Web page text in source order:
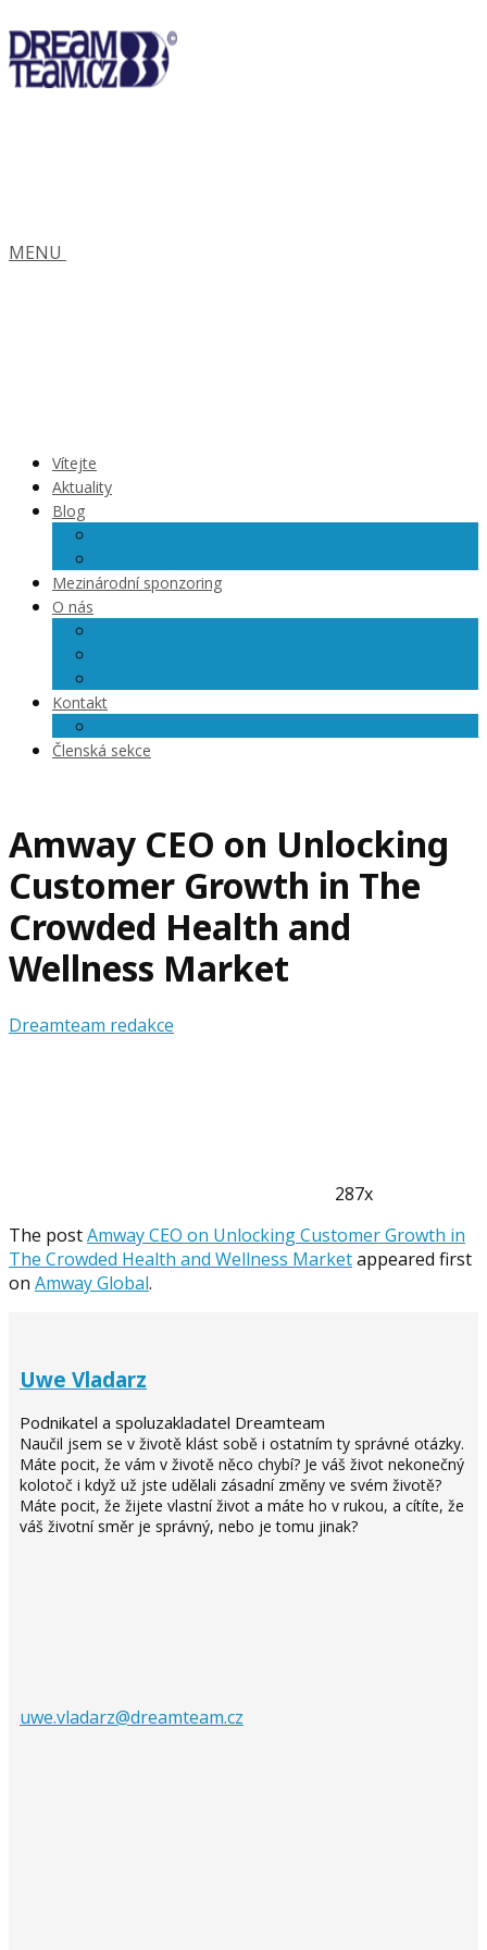
MENU
Vítejte
Aktuality
Blog
Mezinárodní sponzoring
O nás
Kontakt
Členská sekce
Amway CEO on Unlocking
Customer Growth in The
Crowded Health and
Wellness Market
Dreamteam redakce
287x
The postAmway CEO on Unlocking Customer Growth in
The Crowded Health and Wellness Marketappeared first
on Amway Global.
Uwe Vladarz
Podnikatel a spoluzakladatel Dreamteam
Naučil jsem se v životě klást sobě i ostatním ty správné otázky.
Máte pocit, že vám v životě něco chybí? Je váš život nekonečný
kolotoč i když už jste udělali zásadní změny ve svém životě?
Máte pocit, že žijete vlastní život a máte ho v rukou, a cítíte, že
váš životní směr je správný, nebo je tomu jinak?
uwe.vladarz@dreamteam.cz